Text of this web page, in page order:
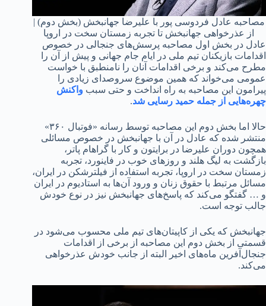
مصاحبه عادل فردوسی پور با علیرضا جهانبخش (بخش دوم) |
از عذرخواهی جهانبخش تا تجربه زمستان سخت در اروپا
عادل در بخش اول مصاحبه پرسش‌های جنجالی در خصوص
اقدامات بازیکنان تیم ملی در ایام جام جهانی و پیش از آن را
مطرح می‌کند و برخی اقدامات آنان را نامنطبق با خواست
عمومی می‌خواند که همین موضوع سروصدای زیادی را
پیرامون این مصاحبه به راه انداخت و حتی سبب واکنش
چهره‌هایی از جمله حمید رسایی شد.
حالا اما بخش دوم این مصاحبه توسط رسانه «فوتبال ۳۶۰»
منتشر شده که عادل در آن با جهانبخش در خصوص مسائلی
همچون دوران علیرضا در برایتون و کار با گراهام پاتر،
بازگشت به لیگ هلند و روزهای خوب در فاینورد، تجربه
زمستان سخت در اروپا، تجربه استفاده از فیلترشکن در ایران،
مسائل مرتبط با حقوق زنان و ورود آن‌ها به استادیوم در ایران
و … گفتگو می‌کند که پاسخ‌های جهانبخش نیز در نوع خودش
جالب توجه است.
جهانبخش که یکی از کاپیتان‌های تیم ملی محسوب می‌شود در
قسمتی از بخش دوم این مصاحبه از برخی از اقدامات
جنجال‌آفرین ماه‌های اخیر البته از جانب خودش عذرخواهی
می‌کند.